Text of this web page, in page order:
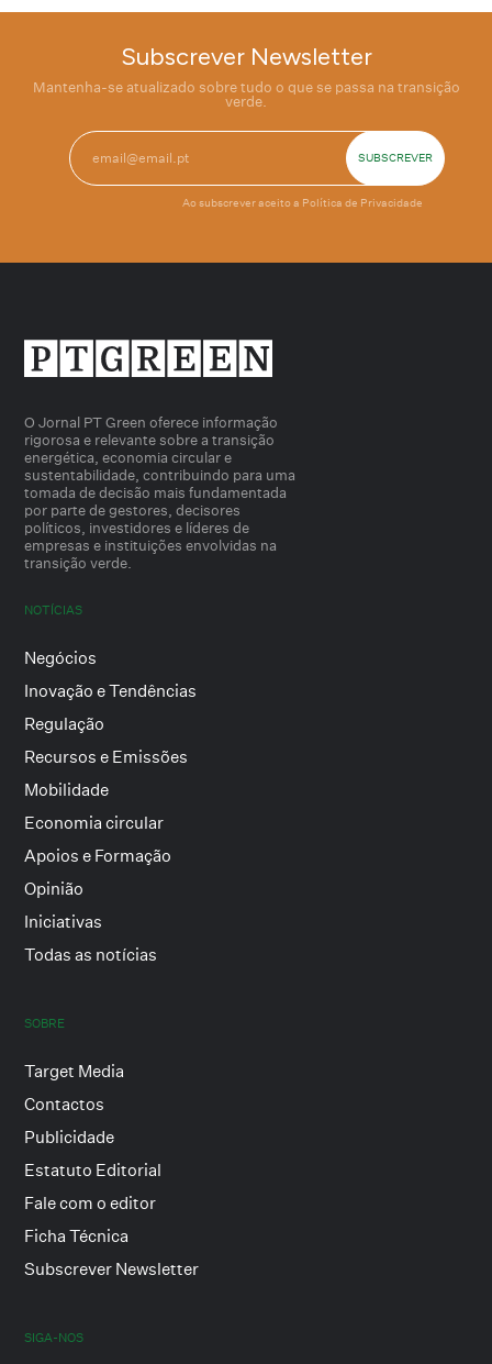
Subscrever Newsletter
Mantenha-se atualizado sobre tudo o que se passa na transição
verde.
Ao subscrever aceito a Política de Privacidade
O Jornal PT Green oferece informação
rigorosa e relevante sobre a transição
energética, economia circular e
sustentabilidade, contribuindo para uma
tomada de decisão mais fundamentada
por parte de gestores, decisores
políticos, investidores e líderes de
empresas e instituições envolvidas na
transição verde.
NOTÍCIAS
Negócios
Inovação e Tendências
Regulação
Recursos e Emissões
Mobilidade
Economia circular
Apoios e Formação
Opinião
Iniciativas
Todas as notícias
SOBRE
Target Media
Contactos
Publicidade
Estatuto Editorial
Fale com o editor
Ficha Técnica
Subscrever Newsletter
SIGA-NOS